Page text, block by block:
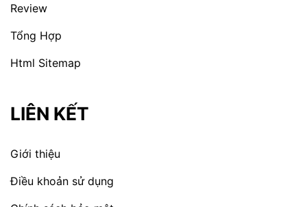
Review
Tổng Hợp
Html Sitemap
LIÊN KẾT
Giới thiệu
Điều khoản sử dụng